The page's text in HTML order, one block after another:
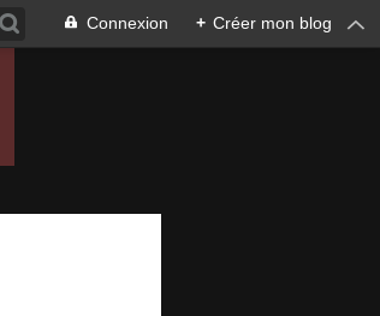
Connexion + Créer mon blog